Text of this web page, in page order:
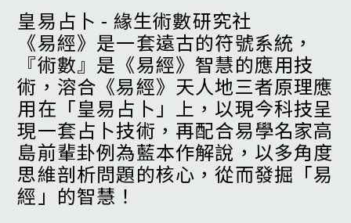
皇易占卜 - 緣生術數研究社
《易經》是一套遠古的符號系統，
『術數』是《易經》智慧的應用技
術，溶合《易經》天人地三者原理應
用在「皇易占卜」上，以現今科技呈
現一套占卜技術，再配合易學名家高
島前輩卦例為藍本作解說，以多角度
思維剖析問題的核心，從而發掘「易
經」的智慧！